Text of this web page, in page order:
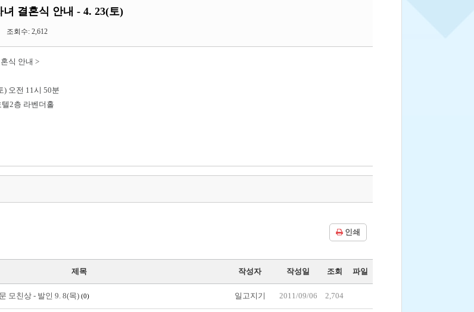
결혼식 안내 - 4. 23(토)
조회수: 2,612
식 안내 >
) 오전 11시 50분
2층 라벤더홀
인쇄
제목 작성자 작성일 조회 파일
모친상 - 발인 9. 8(목) (0) 일고지기 2011/09/06 2,704